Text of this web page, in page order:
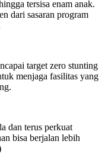
tersisa enam anak.
dari sasaran program
target zero stunting
menjaga fasilitas yang
dan terus perkuat
bisa berjalan lebih